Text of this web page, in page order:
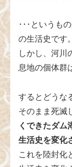
･･･というも
の生活史です。
しかし、河川
息地の個体群
するとどうな
そのまま死滅
くできたダム
生活史を変化
これを陸封化